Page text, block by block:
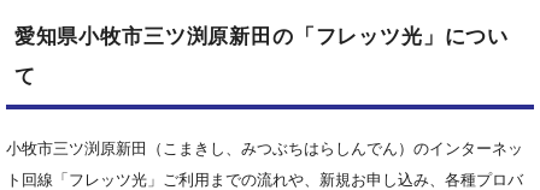
愛知県小牧市三ツ渕原新田の「フレッツ光」につい
て
小牧市三ツ渕原新田（こまきし、みつぶちはらしんでん）のインターネッ
ト回線「フレッツ光」ご利用までの流れや、新規お申し込み、各種プロバ